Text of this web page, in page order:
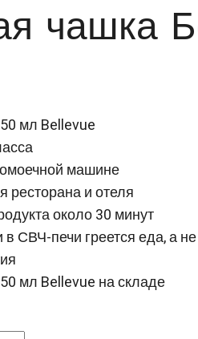
мл Bellevue
машине
ресторана и отеля
около 30 минут
СВЧ-печи греется еда, а
мл Bellevue на складе